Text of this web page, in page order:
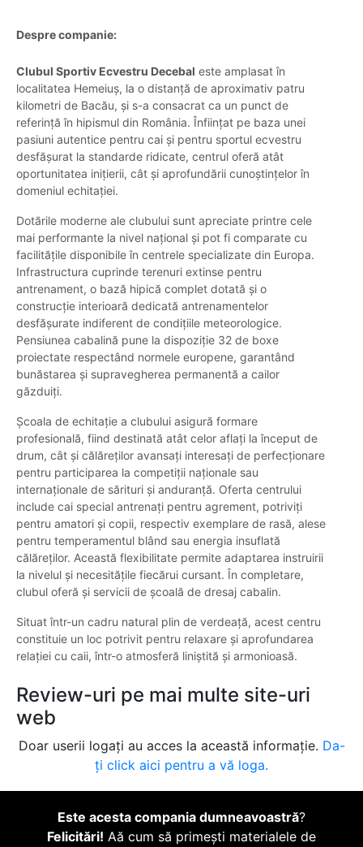
Despre companie:
Clubul Sportiv Ecvestru Decebal este amplasat în
localitatea Hemeiuș, la o distanță de aproximativ patru
kilometri de Bacău, și s-a consacrat ca un punct de
referință în hipismul din România. Înființat pe baza unei
pasiuni autentice pentru cai și pentru sportul ecvestru
desfășurat la standarde ridicate, centrul oferă atât
oportunitatea inițierii, cât și aprofundării cunoștințelor în
domeniul echitației.
Dotările moderne ale clubului sunt apreciate printre cele
mai performante la nivel național și pot fi comparate cu
facilitățile disponibile în centrele specializate din Europa.
Infrastructura cuprinde terenuri extinse pentru
antrenament, o bază hipică complet dotată și o
construcție interioară dedicată antrenamentelor
desfășurate indiferent de condițiile meteorologice.
Pensiunea cabalină pune la dispoziție 32 de boxe
proiectate respectând normele europene, garantând
bunăstarea și supravegherea permanentă a cailor
găzduiți.
Școala de echitație a clubului asigură formare
profesională, fiind destinată atât celor aflați la început de
drum, cât și călăreților avansați interesați de perfecționare
pentru participarea la competiții naționale sau
internaționale de sărituri și anduranță. Oferta centrului
include cai special antrenați pentru agrement, potriviți
pentru amatori și copii, respectiv exemplare de rasă, alese
pentru temperamentul blând sau energia insuflată
călăreților. Această flexibilitate permite adaptarea instruirii
la nivelul și necesitățile fiecărui cursant. În completare,
clubul oferă și servicii de școală de dresaj cabalin.
Situat într-un cadru natural plin de verdeață, acest centru
constituie un loc potrivit pentru relaxare și aprofundarea
relației cu caii, într-o atmosferă liniștită și armonioasă.
Review-uri pe mai multe site-uri
web
Doar userii logați au acces la această informație. Da-
ți click aici pentru a vă loga.
Este acesta compania dumneavoastră?
Felicitări! Aă cum să primești materialele de